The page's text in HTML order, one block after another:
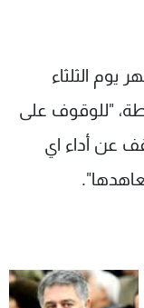
الثلثاء
مقر الرابطة، "للوقوف على
عن أداء اي